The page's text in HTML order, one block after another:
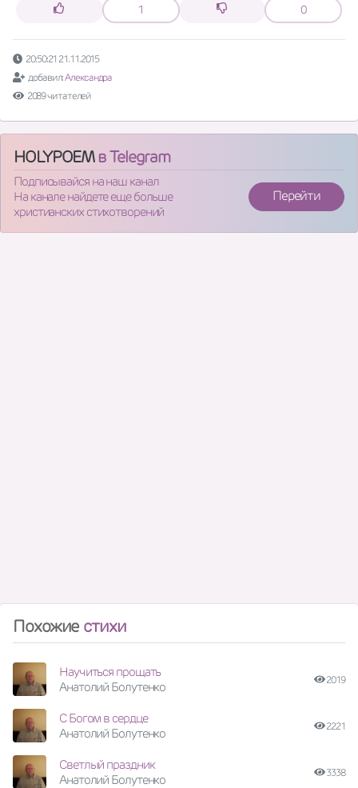
1 0
20:50:21 21.11.2015
добавил:Александра
2089 читателей
HOLYPOEMв Telegram
Подписывайся на наш канал
На канале найдете еще больше
христианских стихотворений
Перейти
Похожие стихи
Научиться прощать
Анатолий Болутенко
2019
С Богом в сердце
Анатолий Болутенко
2221
Светлый праздник
Анатолий Болутенко
3338